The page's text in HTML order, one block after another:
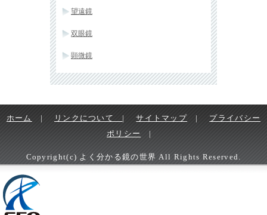
望遠鏡
双眼鏡
顕微鏡
ホーム | リンクについて |サイトマップ | プライバシー
ポリシー
|
Copyright(c) よく分かる鏡の世界 All Rights Reserved.